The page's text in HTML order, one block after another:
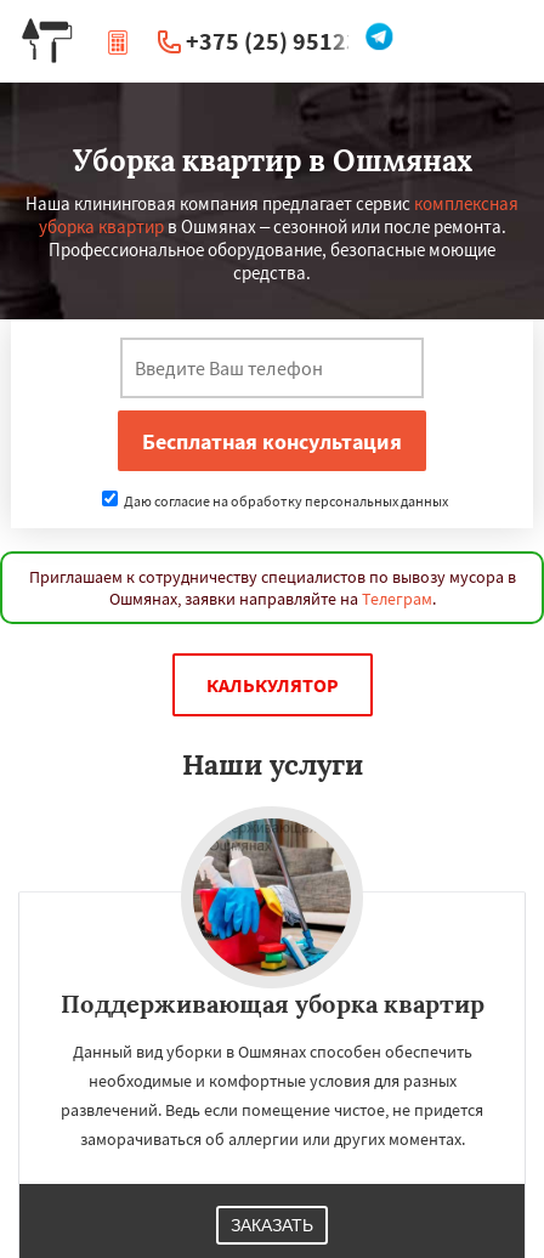
+375 (25) 951234
| Перезвоните мне
Уборка квартир в Ошмянах
Наша клининговая компания предлагает сервис комплексная
уборка квартирв Ошмянах – сезонной или после ремонта.
Профессиональное оборудование, безопасные моющие
средства.
Даю согласие на обработку персональных данных
Приглашаем к сотрудничеству специалистов по вывозу мусора в
Ошмянах, заявки направляйте на Телеграм.
КАЛЬКУЛЯТОР
Наши услуги
Поддерживающая уборка квартир
Данный вид уборки в Ошмянах способен обеспечить
необходимые и комфортные условия для разных
развлечений. Ведь если помещение чистое, не придется
заморачиваться об аллергии или других моментах.
ЗАКАЗАТЬ